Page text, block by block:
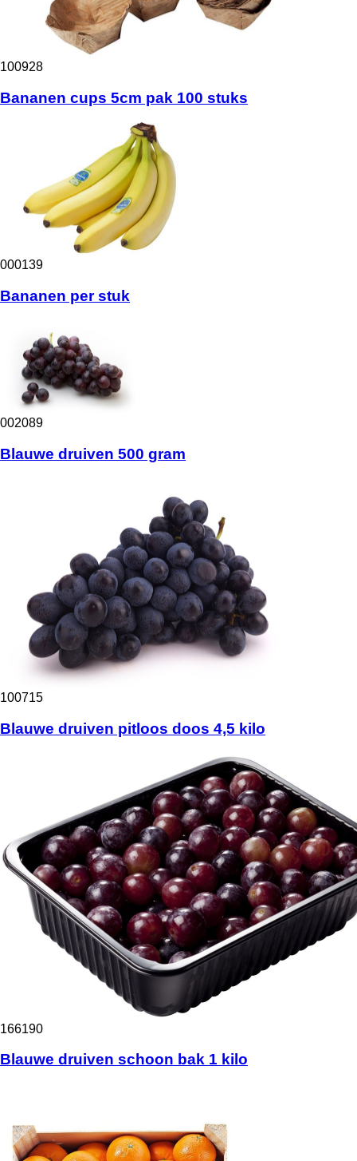
100928
Bananen cups 5cm pak 100 stuks
000139
Bananen per stuk
002089
Blauwe druiven 500 gram
100715
Blauwe druiven pitloos doos 4,5 kilo
166190
Blauwe druiven schoon bak 1 kilo